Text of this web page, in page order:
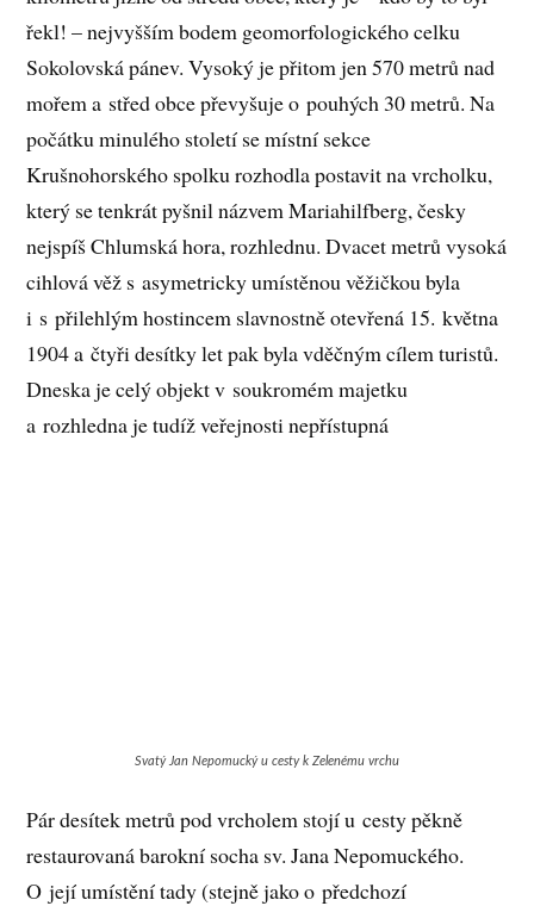
řekl! – nejvyšším bodem geomorfologického celku
Sokolovská pánev. Vysoký je přitom jen 570 metrů nad
mořem a střed obce převyšuje o pouhých 30 metrů. Na
počátku minulého století se místní sekce
Krušnohorského spolku rozhodla postavit na vrcholku,
který se tenkrát pyšnil názvem Mariahilfberg, česky
nejspíš Chlumská hora, rozhlednu. Dvacet metrů vysoká
cihlová věž s asymetricky umístěnou věžičkou byla
i s přilehlým hostincem slavnostně otevřená 15. května
1904 a čtyři desítky let pak byla vděčným cílem turistů.
Dneska je celý objekt v soukromém majetku
a rozhledna je tudíž veřejnosti nepřístupná
Svatý Jan Nepomucký u cesty k Zelenému vrchu
Pár desítek metrů pod vrcholem stojí u cesty pěkně
restaurovaná barokní socha sv. Jana Nepomuckého.
O její umístění tady (stejně jako o předchozí